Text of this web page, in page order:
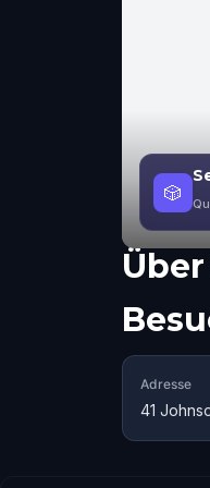
🎲
Über
Adresse
41